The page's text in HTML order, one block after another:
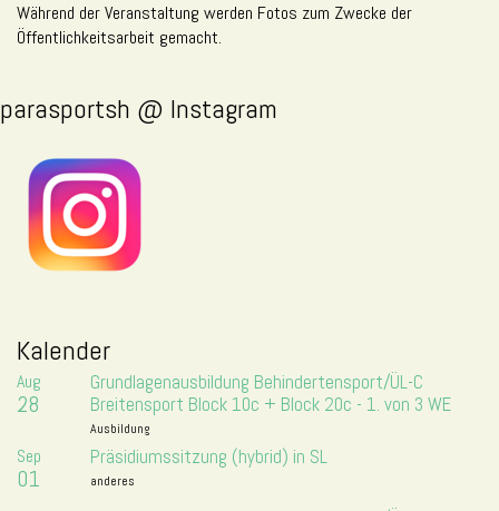
Während der Veranstaltung werden Fotos zum Zwecke der
Öffentlichkeitsarbeit gemacht.
parasportsh @ Instagram
Kalender
Aug
28
Grundlagenausbildung Behindertensport/ÜL-C
Breitensport Block 10c + Block 20c - 1. von 3 WE
Ausbildung
Sep
01
Präsidiumssitzung (hybrid) in SL
anderes